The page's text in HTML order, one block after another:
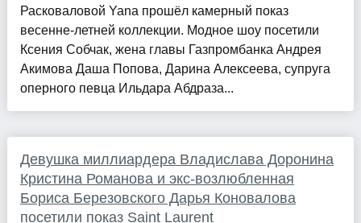
Расковаловой Yana прошёл камерный показ
весенне-летней коллекции. Модное шоу посетили
Ксения Собчак, жена главы Газпромбанка Андрея
Акимова Даша Попова, Дарина Алексеева, супруга
оперного певца Ильдара Абдраза...
Девушка миллиардера Владислава Доронина
Кристина Романова и экс-возлюбленная
Бориса Березовского Дарья Коновалова
посетили показ Saint Laurent